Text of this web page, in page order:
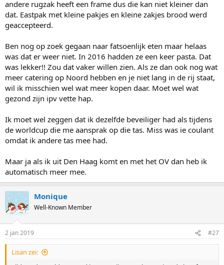
andere rugzak heeft een frame dus die kan niet kleiner dan
dat. Eastpak met kleine pakjes en kleine zakjes brood werd
geaccepteerd.
Ben nog op zoek gegaan naar fatsoenlijk eten maar helaas
was dat er weer niet. In 2016 hadden ze een keer pasta. Dat
was lekker!! Zou dat vaker willen zien. Als ze dan ook nog wat
meer catering op Noord hebben en je niet lang in de rij staat,
wil ik misschien wel wat meer kopen daar. Moet wel wat
gezond zijn ipv vette hap.
Ik moet wel zeggen dat ik dezelfde beveiliger had als tijdens
de worldcup die me aansprak op die tas. Miss was ie coulant
omdat ik andere tas mee had.
Maar ja als ik uit Den Haag komt en met het OV dan heb ik
automatisch meer mee.
Monique
Well-Known Member
2 jan 2019 #27
Lisan zei: